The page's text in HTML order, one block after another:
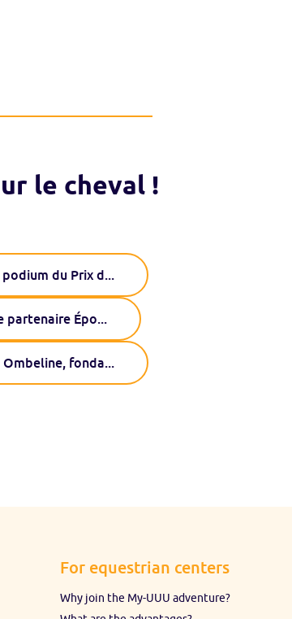
le cheval !
podium du Prix d...
partenaire Épo...
Ombeline, fonda...
For equestrian centers
Why join the My-UUU adventure?